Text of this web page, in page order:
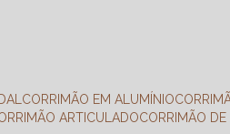
CORRIMÃO EM ALUMÍNIO
ARTICULADO CORRIMÃO